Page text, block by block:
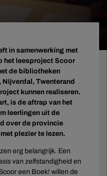
in samenwerking met
het leesproject Scoor
de bibliotheken
Twenterand
kunnen realiseren.
is de aftrap van het
leerlingen uit de
over de provincie
plezier te lezen.
erg belangrijk. Een
van zelfstandigheid en
een Boek! willen de